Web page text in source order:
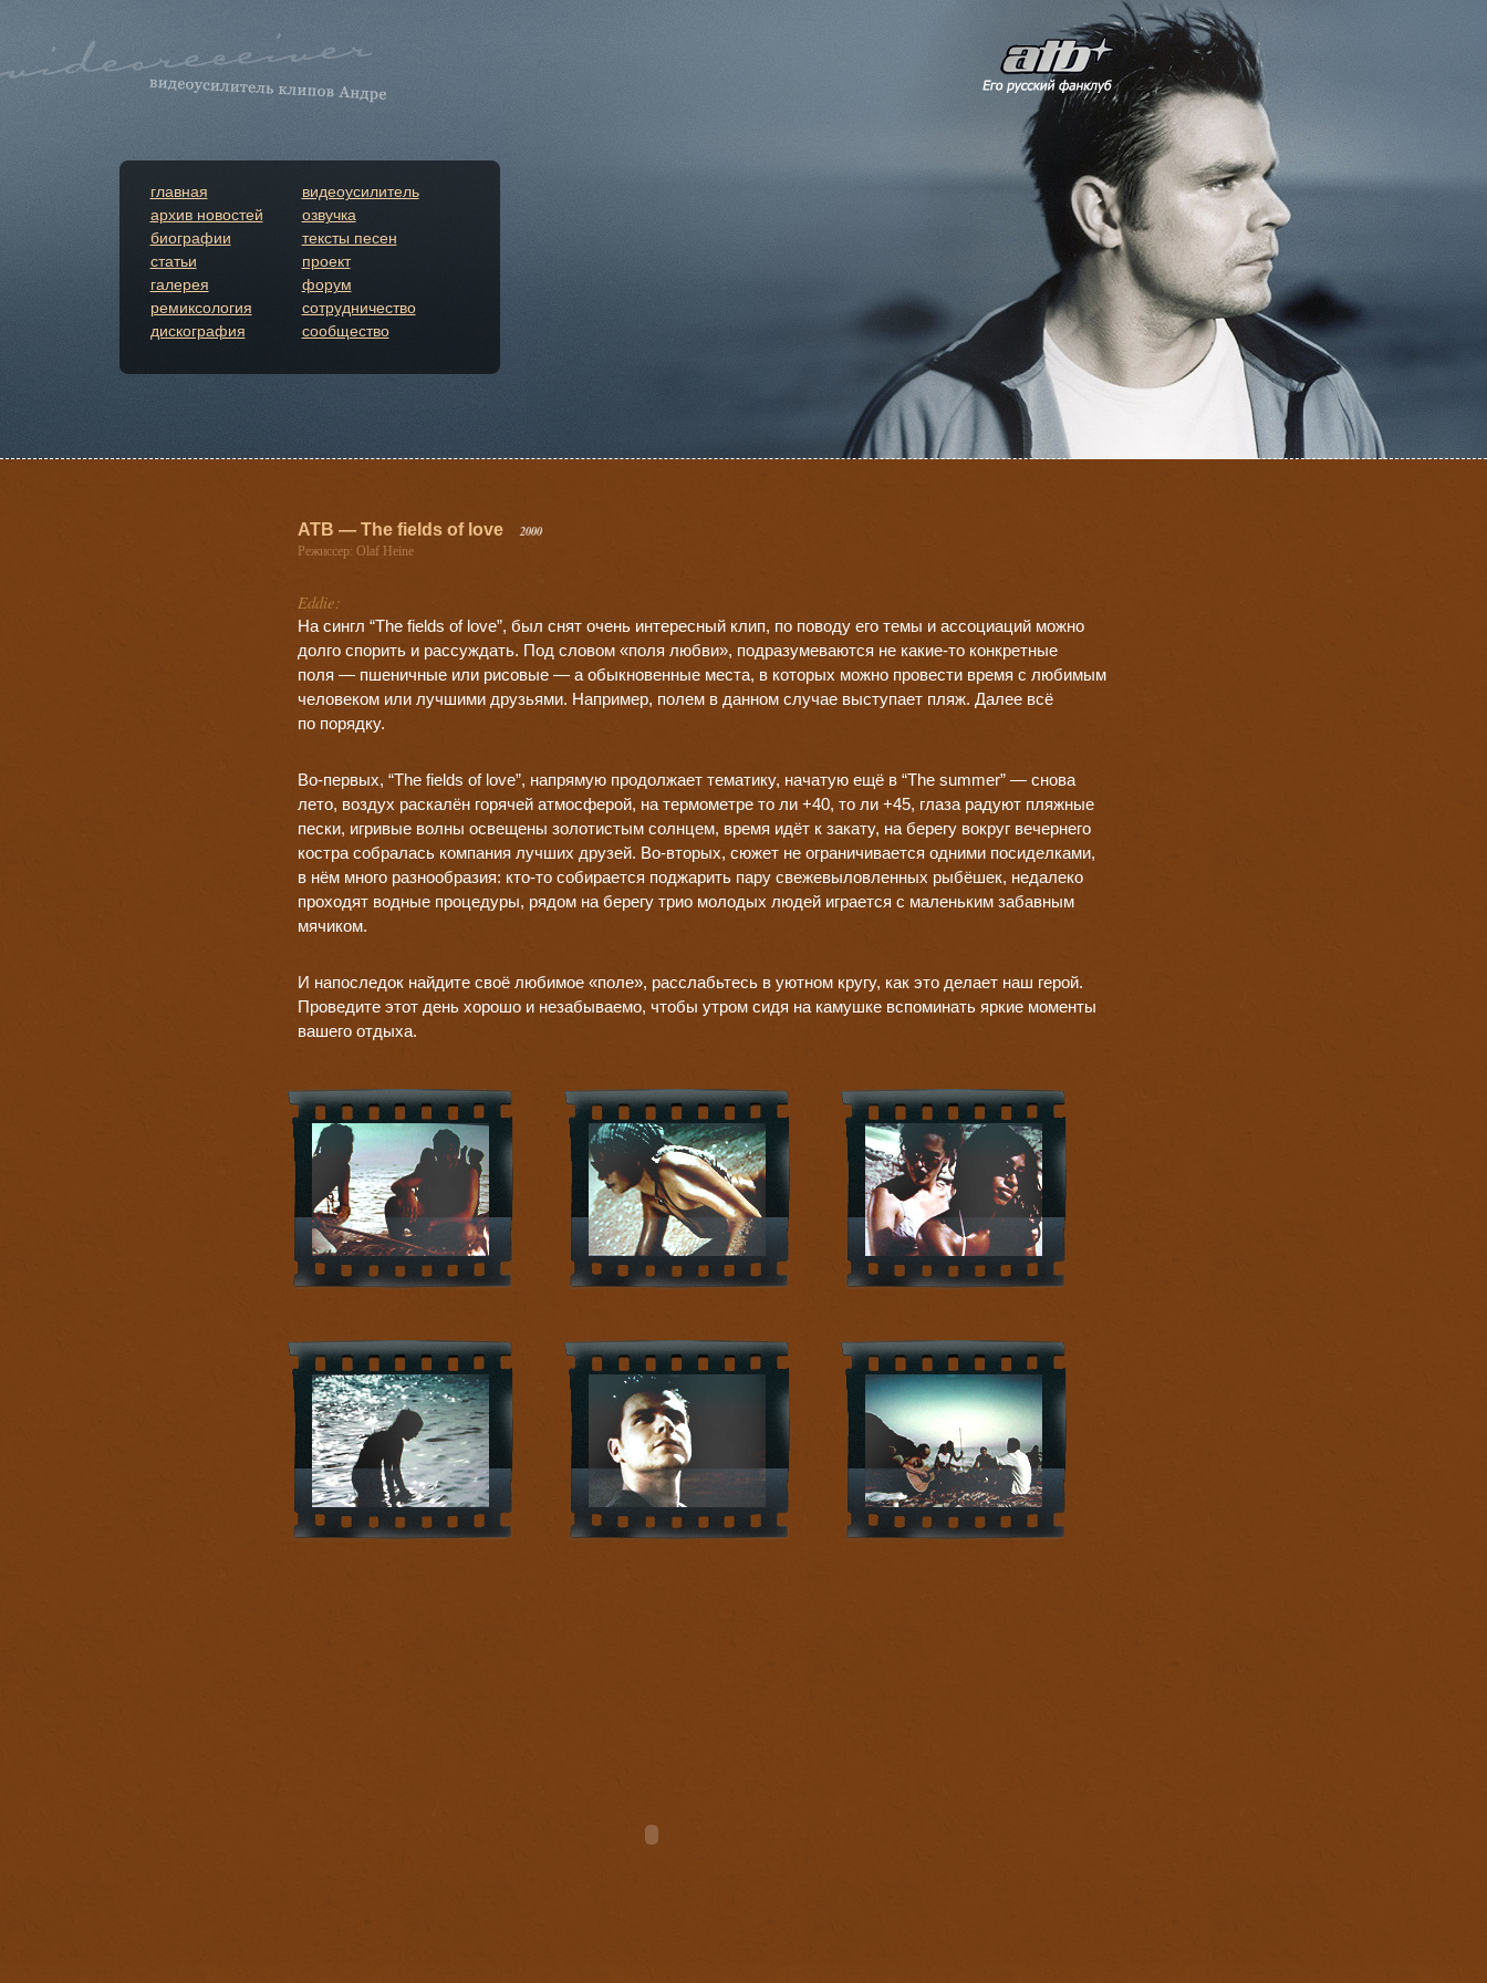
главная
архив новостей
биографии
статьи
галерея
ремиксология
дискография
видеоусилитель
озвучка
тексты песен
проект
форум
сотрудничество
сообщество
ATB — The fields of love 2000
Режиссер: Olaf Heine
Eddie:
На сингл “The fields of love”, был снят очень интересный клип, по поводу его темы и ассоциаций можно
долго спорить и рассуждать. Под словом «поля любви», подразумеваются не какие-токонкретные
поля — пшеничные или рисовые — а обыкновенные места, в которых можно провести время с любимым
человеком или лучшими друзьями. Например, полем в данном случае выступает пляж. Далее всё
по порядку.
Во-первых, “The fields of love”, напрямую продолжает тематику, начатую ещё в “The summer” — снова
лето, воздух раскалён горячей атмосферой, на термометре то ли +40, то ли +45, глаза радуют пляжные
пески, игривые волны освещены золотистым солнцем, время идёт к закату, на берегу вокруг вечернего
костра собралась компания лучших друзей. Во-вторых, сюжет не ограничивается одними посиделками,
в нём много разнообразия: кто-тособирается поджарить пару свежевыловленных рыбёшек, недалеко
проходят водные процедуры, рядом на берегу трио молодых людей играется с маленьким забавным
мячиком.
И напоследок найдите своё любимое «поле», расслабьтесь в уютном кругу, как это делает наш герой.
Проведите этот день хорошо и незабываемо, чтобы утром сидя на камушке вспоминать яркие моменты
вашего отдыха.